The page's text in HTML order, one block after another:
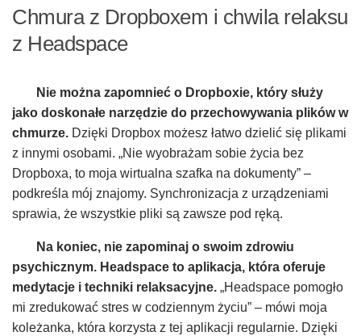
Chmura z Dropboxem i chwila relaksu
z Headspace
Nie można zapomnieć o Dropboxie, który służy
jako doskonałe narzędzie do przechowywania plików w
chmurze. Dzięki Dropbox możesz łatwo dzielić się plikami
z innymi osobami. „Nie wyobrażam sobie życia bez
Dropboxa, to moja wirtualna szafka na dokumenty” –
podkreśla mój znajomy. Synchronizacja z urządzeniami
sprawia, że wszystkie pliki są zawsze pod ręką.
Na koniec, nie zapominaj o swoim zdrowiu
psychicznym. Headspace to aplikacja, która oferuje
medytacje i techniki relaksacyjne. „Headspace pomogło
mi zredukować stres w codziennym życiu” – mówi moja
koleżanka, która korzysta z tej aplikacji regularnie. Dzięki